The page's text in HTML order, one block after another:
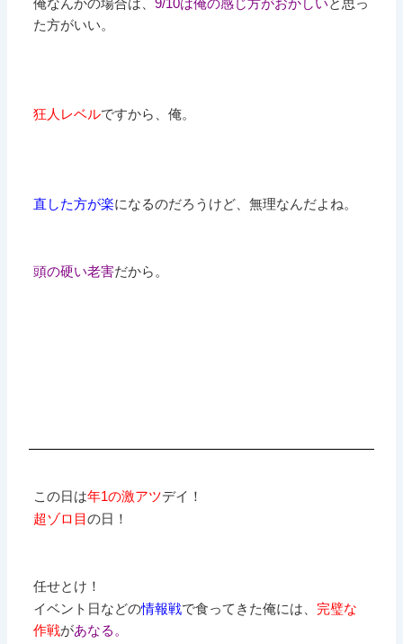
俺なんかの場合は、9/10は俺の感じ方がおかしいと思っ
た方がいい。
狂人レベルですから、俺。
直した方が楽になるのだろうけど、無理なんだよね。
頭の硬い老害だから。
この日は年1の激アツデイ！
超ゾロ目の日！
任せとけ！
イベント日などの情報戦で食ってきた俺には、 完璧な
作戦があなる。